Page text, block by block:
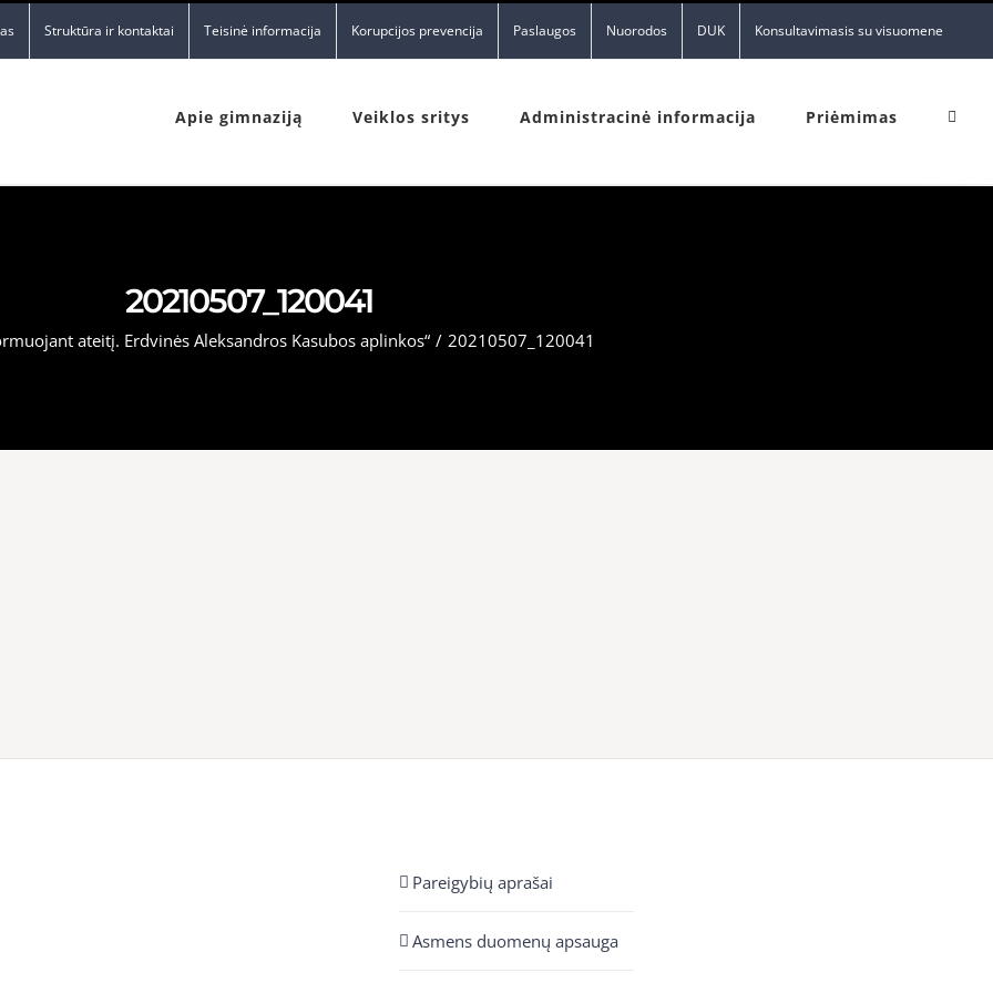
Struktūra ir kontaktai Teisinė informacija Korupcijos prevencija Paslaugos Nuorodos DUK Konsultavimasis su visuomene
Apie gimnaziją Veiklos sritys Administracinė informacija Priėmimas
20210507_120041
ateitį. Erdvinės Aleksandros Kasubos aplinkos“ / 20210507_120041
Pareigybių aprašai
Asmens duomenų apsauga